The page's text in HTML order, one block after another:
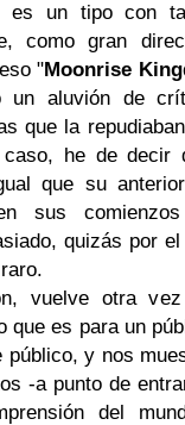
un tipo con
como gran
"Moonrise
un aluvión de
que la
he de decir
que su
sus
quizás por
vuelve otra
que es para un
público, y nos
-a punto de
del